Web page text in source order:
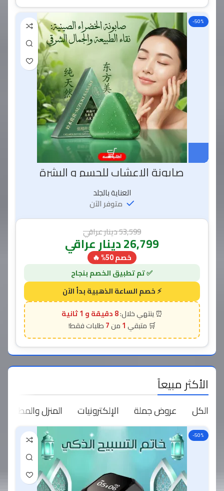
-50%
صابونة الاعشاب للجسم و البشرة
العناية بالجلد
متوفر الآن
53,599دينار عراقي
26,799دينار عراقي
خصم 50% 🔥
7 دقيقة و 58 ثانية
1
7
الأكثر مبيعاً
الكل عروض جملة الإلكترونيات المنزل والمطبخ
-50%